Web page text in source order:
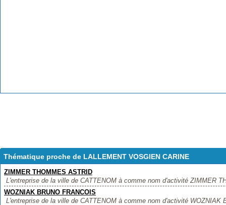
Thématique proche de LALLEMENT VOSGIEN CARINE
ZIMMER THOMMES ASTRID
L'entreprise de la ville de CATTENOM à comme nom d'activité ZIMMER
WOZNIAK BRUNO FRANCOIS
L'entreprise de la ville de CATTENOM à comme nom d'activité WOZNIAK